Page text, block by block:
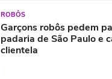
ROBÔS
Garçons robôs pedem
padaria de São Paulo e
clientela